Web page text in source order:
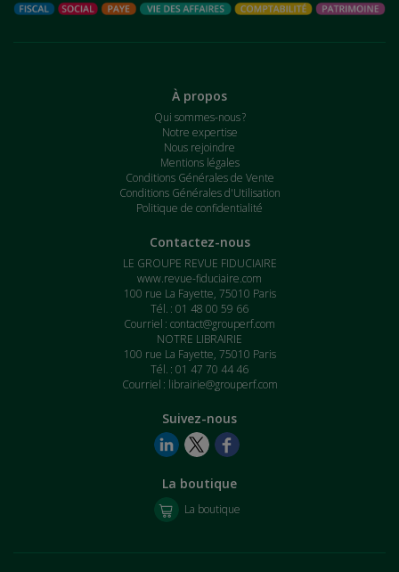
À propos
Qui sommes-nous ?
Notre expertise
Nous rejoindre
Mentions légales
Conditions Générales de Vente
Conditions Générales d'Utilisation
Politique de confidentialité
Contactez-nous
LE GROUPE REVUE FIDUCIAIRE
www.revue-fiduciaire.com
100 rue La Fayette, 75010 Paris
Tél. : 01 48 00 59 66
Courriel : contact@grouperf.com
NOTRE LIBRAIRIE
100 rue La Fayette, 75010 Paris
Tél. : 01 47 70 44 46
Courriel : librairie@grouperf.com
Suivez-nous
La boutique
La boutique